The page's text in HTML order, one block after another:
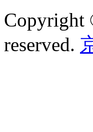
reserved.